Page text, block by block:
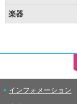
楽器
インフォメーション